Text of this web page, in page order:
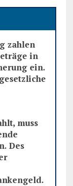
zahlen
in
ein.
muss
Des